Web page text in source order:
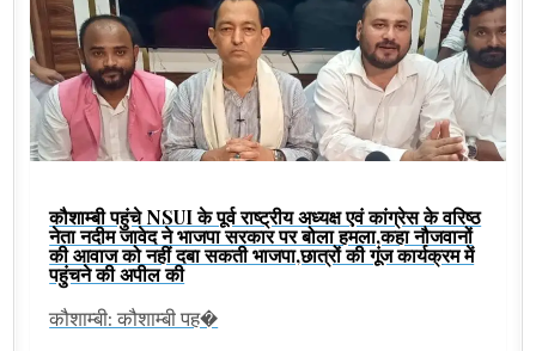
कौशाम्बी पहुंचे NSUI के पूर्व राष्ट्रीय अध्यक्ष एवं कांग्रेस के वरिष्ठ
नेता नदीम जावेद ने भाजपा सरकार पर बोला हमला,कहा नौजवानों
की आवाज को नहीं दबा सकती भाजपा,छात्रों की गूंज कार्यक्रम में
पहुंचने की अपील की
कौशाम्बी: कौशाम्बी पह�